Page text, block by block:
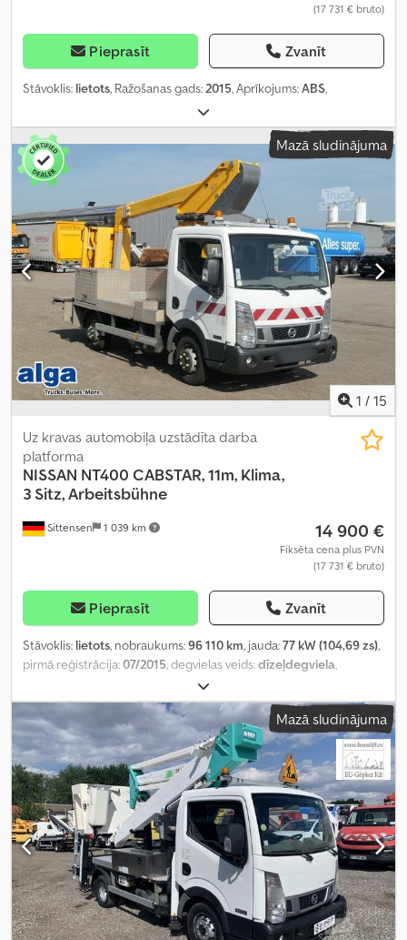
(17 731 € bruto)
Pieprasīt Zvanīt
Stāvoklis: lietots, Ražošanas gads: 2015, Aprīkojums:ABS,
Mazā sludinājuma
1 / 15
Sittensen 1 039 km
Uz kravas automobiļa uzstādīta darba
platforma
NISSAN NT400 CABSTAR, 11m, Klima,
3 Sitz, Arbeitsbühne
14 900 €
Fiksēta cena plus PVN
(17 731 € bruto)
Pieprasīt Zvanīt
Stāvoklis: lietots, nobraukums:96 110 km, jauda:77 kW (104,69 zs),
pirmā reģistrācija:07/2015, degvielas veids:dīzeļdegviela,
balts
emisijas klase:Euro 3, sēdvietu skaits:3, kopējais garums:550 mm,
kopējais platums:1 800 mm , kopējais augstums:2 700 mm,
Aprīkojums:ABS, elektroniskā stabilitātes programma (ESP),
gaisa kondicionēšana,
Mazā sludinājuma